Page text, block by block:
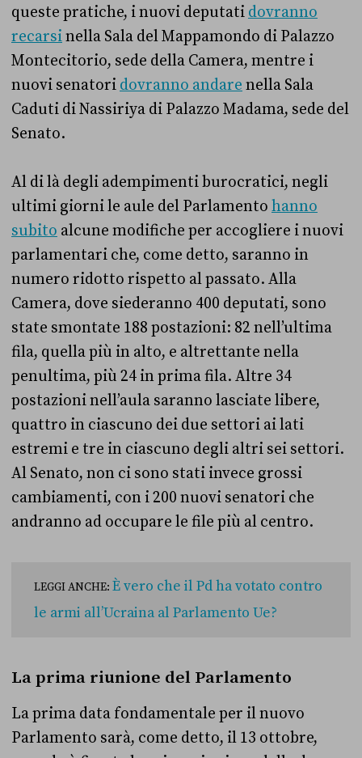
queste pratiche, i nuovi deputati dovranno
recarsinella Sala del Mappamondo di Palazzo
Montecitorio, sede della Camera, mentre i
nuovi senatori dovranno andare nella Sala
Caduti di Nassiriya di Palazzo Madama, sede del
Senato.
Al di là degli adempimenti burocratici, negli
ultimi giorni le aule del Parlamento hanno
subito alcune modifiche per accogliere i nuovi
parlamentari che, come detto, saranno in
numero ridotto rispetto al passato. Alla
Camera, dove siederanno 400 deputati, sono
state smontate 188 postazioni: 82 nell’ultima
fila, quella più in alto, e altrettante nella
penultima, più 24 in prima fila. Altre 34
postazioni nell’aula saranno lasciate libere,
quattro in ciascuno dei due settori ai lati
estremi e tre in ciascuno degli altri sei settori.
Al Senato, non ci sono stati invece grossi
cambiamenti, con i 200 nuovi senatori che
andranno ad occupare le file più al centro.
LEGGI ANCHE: È vero che il Pd ha votato contro
le armi all’Ucraina al Parlamento Ue?
La prima riunione del Parlamento
La prima data fondamentale per il nuovo
Parlamento sarà, come detto, il 13 ottobre,